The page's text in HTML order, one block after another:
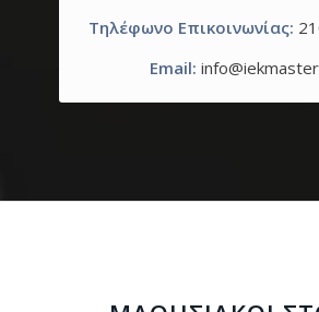
Τηλέφωνο Επικοινωνίας:
Email: